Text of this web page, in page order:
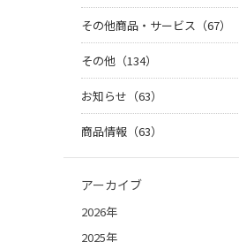
その他商品・サービス（67）
その他（134）
お知らせ（63）
商品情報（63）
アーカイブ
2026年
2025年